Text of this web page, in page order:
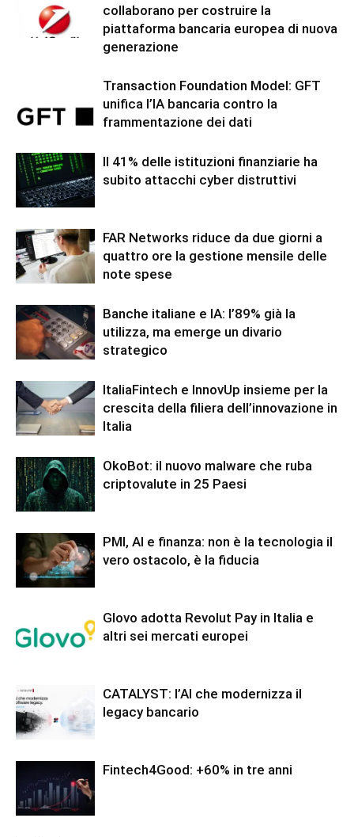
collaborano per costruire la
piattaforma bancaria europea di nuova
generazione
Transaction Foundation Model: GFT
unifica l’IA bancaria contro la
frammentazione dei dati
Il 41% delle istituzioni finanziarie ha
subito attacchi cyber distruttivi
FAR Networks riduce da due giorni a
quattro ore la gestione mensile delle
note spese
Banche italiane e IA: l’89% già la
utilizza, ma emerge un divario
strategico
ItaliaFintech e InnovUp insieme per la
crescita della filiera dell’innovazione in
Italia
OkoBot: il nuovo malware che ruba
criptovalute in 25 Paesi
PMI, AI e finanza: non è la tecnologia il
vero ostacolo, è la fiducia
Glovo adotta Revolut Pay in Italia e
altri sei mercati europei
CATALYST: l’AI che modernizza il
legacy bancario
Fintech4Good: +60% in tre anni